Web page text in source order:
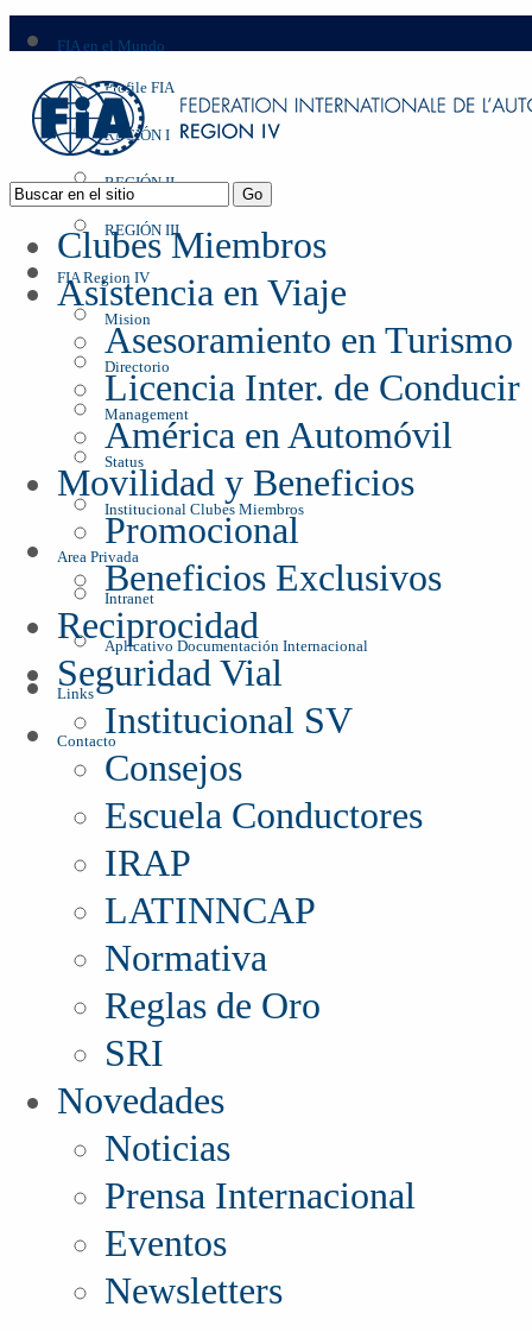
FIA en el Mundo
Profile FIA
REGIÓN I
REGIÓN II
REGIÓN III
FIA Region IV
Mision
Directorio
Management
Status
Institucional Clubes Miembros
Area Privada
Intranet
Aplicativo Documentación Internacional
Links
Contacto
Clubes Miembros
Asistencia en Viaje
Asesoramiento en Turismo
Licencia Inter. de Conducir
América en Automóvil
Movilidad y Beneficios
Promocional
Beneficios Exclusivos
Reciprocidad
Seguridad Vial
Institucional SV
Consejos
Escuela Conductores
IRAP
LATINNCAP
Normativa
Reglas de Oro
SRI
Novedades
Noticias
Prensa Internacional
Eventos
Newsletters